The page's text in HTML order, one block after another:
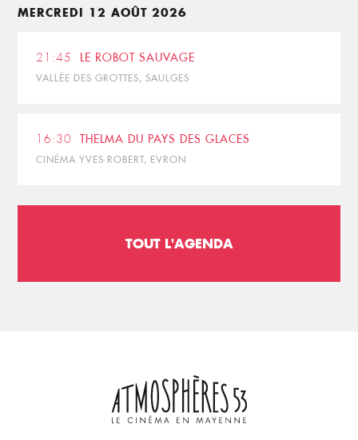
MERCREDI 12 AOÛT 2026
21:45 LE ROBOT SAUVAGE
VALLÉE DES GROTTES, SAULGES
16:30 THELMA DU PAYS DES GLACES
CINÉMA YVES ROBERT, EVRON
TOUT L'AGENDA